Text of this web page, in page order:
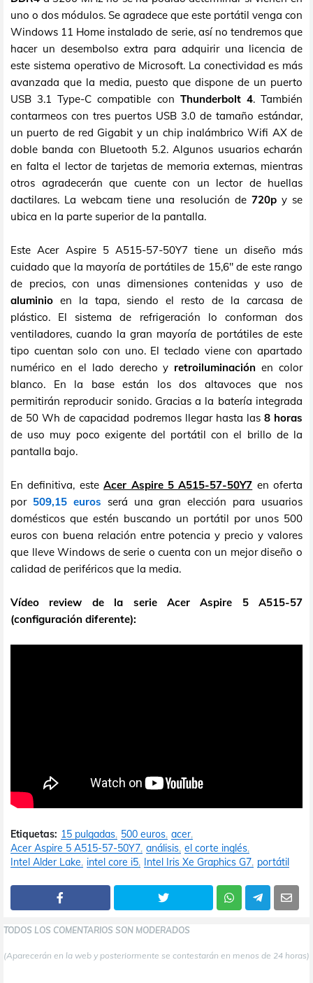
uno o dos módulos. Se agradece que este portátil venga con
Windows 11 Home instalado de serie, así no tendremos que
hacer un desembolso extra para adquirir una licencia de
este sistema operativo de Microsoft. La conectividad es más
avanzada que la media, puesto que dispone de un puerto
USB 3.1 Type-C compatible con Thunderbolt 4. También
contarmeos con tres puertos USB 3.0 de tamaño estándar,
un puerto de red Gigabit y un chip inalámbrico Wifi AX de
doble banda con Bluetooth 5.2. Algunos usuarios echarán
en falta el lector de tarjetas de memoria externas, mientras
otros agradecerán que cuente con un lector de huellas
dactilares. La webcam tiene una resolución de 720py se
ubica en la parte superior de la pantalla.
Este Acer Aspire 5 A515-57-50Y7 tiene un diseño más
cuidado que la mayoría de portátiles de 15,6" de este rango
de precios, con unas dimensiones contenidas y uso de
aluminio en la tapa, siendo el resto de la carcasa de
plástico. El sistema de refrigeración lo conforman dos
ventiladores, cuando la gran mayoría de portátiles de este
tipo cuentan solo con uno. El teclado viene con apartado
numérico en el lado derecho y retroiluminación en color
blanco. En la base están los dos altavoces que nos
permitirán reproducir sonido. Gracias a la batería integrada
de 50 Wh de capacidad podremos llegar hasta las 8 horas
de uso muy poco exigente del portátil con el brillo de la
pantalla bajo.
En definitiva, esteAcer Aspire 5 A515-57-50Y7 en oferta
por 509,15 euros será una gran elección para usuarios
domésticos que estén buscando un portátil por unos 500
euros con buena relación entre potencia y precio y valores
que lleve Windows de serie o cuenta con un mejor diseño o
calidad de periféricos que la media.
Vídeo review de la serie Acer Aspire 5 A515-57
(configuración diferente):
Etiquetas: 15 pulgadas 500 euros acer
Acer Aspire 5 A515-57-50Y7 análisis el corte inglés
Intel Alder Lake intel core i5 Intel Iris Xe Graphics G7 portátil
TODOS LOS COMENTARIOS SON MODERADOS
(Aparecerán en la web y posteriormente se contestarán en menos de 24 horas)